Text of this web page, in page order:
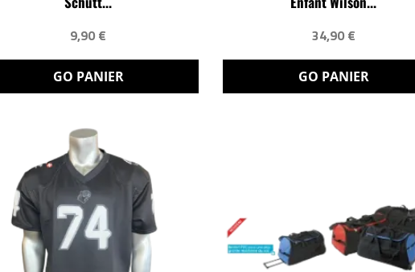
9,90 €
GO PANIER
34,90 €
GO PANIER